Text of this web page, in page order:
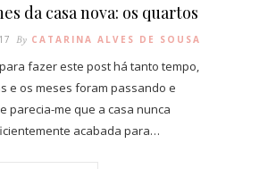
da casa nova: os quartos
By CATARINA ALVES DE SOUSA
fazer este post há tanto tempo,
e os meses foram passando e
parecia-me que a casa nunca
acabada para…